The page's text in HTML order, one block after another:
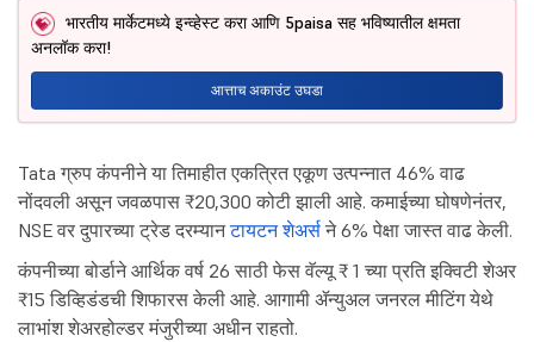
भारतीय मार्केटमध्ये इन्व्हेस्ट करा आणि 5paisa सह भविष्यातील क्षमता
अनलॉक करा!
आत्ताच अकाउंट उघडा
Tata ग्रुप कंपनीने या तिमाहीत एकत्रित एकूण उत्पन्नात 46% वाढ
नोंदवली असून जवळपास ₹20,300 कोटी झाली आहे. कमाईच्या घोषणेनंतर,
NSE वर दुपारच्या ट्रेड दरम्यानटायटन शेअर्स ने 6% पेक्षा जास्त वाढ केली.
कंपनीच्या बोर्डाने आर्थिक वर्ष 26 साठी फेस वॅल्यू ₹ 1 च्या प्रति इक्विटी शेअर
₹15 डिव्हिडंडची शिफारस केली आहे. आगामी ॲन्युअल जनरल मीटिंग येथे
लाभांश शेअरहोल्डर मंजुरीच्या अधीन राहतो.